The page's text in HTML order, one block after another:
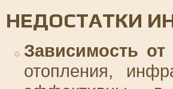
НЕДОСТАТКИ
Зависимость от
отопления,